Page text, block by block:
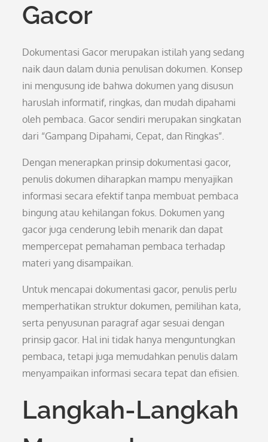
Gacor
Dokumentasi Gacor merupakan istilah yang sedang
naik daun dalam dunia penulisan dokumen. Konsep
ini mengusung ide bahwa dokumen yang disusun
haruslah informatif, ringkas, dan mudah dipahami
oleh pembaca. Gacor sendiri merupakan singkatan
dari “Gampang Dipahami, Cepat, dan Ringkas”.
Dengan menerapkan prinsip dokumentasi gacor,
penulis dokumen diharapkan mampu menyajikan
informasi secara efektif tanpa membuat pembaca
bingung atau kehilangan fokus. Dokumen yang
gacor juga cenderung lebih menarik dan dapat
mempercepat pemahaman pembaca terhadap
materi yang disampaikan.
Untuk mencapai dokumentasi gacor, penulis perlu
memperhatikan struktur dokumen, pemilihan kata,
serta penyusunan paragraf agar sesuai dengan
prinsip gacor. Hal ini tidak hanya menguntungkan
pembaca, tetapi juga memudahkan penulis dalam
menyampaikan informasi secara tepat dan efisien.
Langkah-Langkah